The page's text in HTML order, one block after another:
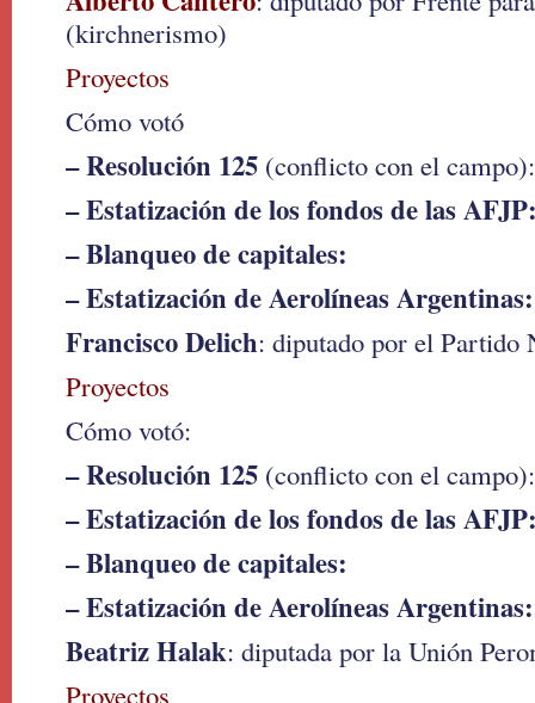
(kirchnerismo)
Proyectos
Cómo votó
– Resolución 125 (conflicto con el
– Estatización de los fondos de las
– Blanqueo de capitales:
– Estatización de Aerolíneas
Francisco Delich: diputado por el Partido
Proyectos
Cómo votó:
– Resolución 125 (conflicto con el
– Estatización de los fondos de las
– Blanqueo de capitales:
– Estatización de Aerolíneas Argentinas:
Beatriz Halak: diputada por la Unión
Proyectos